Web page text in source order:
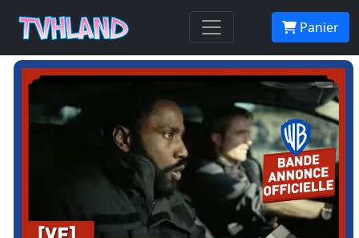
Panier